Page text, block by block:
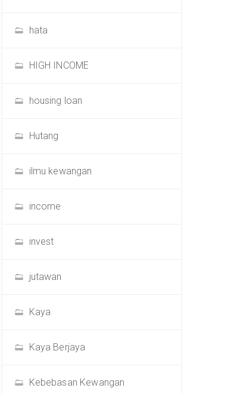
hata
HIGH INCOME
housing loan
Hutang
ilmu kewangan
income
invest
jutawan
Kaya
Kaya Berjaya
Kebebasan Kewangan